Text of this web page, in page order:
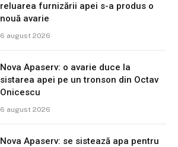
reluarea furnizării apei s-a produs o
nouă avarie
6 august 2026
Nova Apaserv: o avarie duce la
sistarea apei pe un tronson din Octav
Onicescu
6 august 2026
Nova Apaserv: se sistează apa pentru